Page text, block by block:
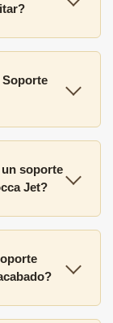
Soporte
soporte
Jet?